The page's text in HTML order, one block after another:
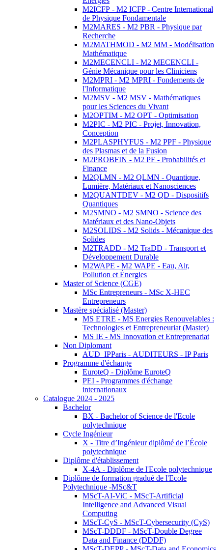
M2ICFP - M2 ICFP - Centre International
de Physique Fondamentale
M2MARES - M2 PBR - Physique par
Recherche
M2MATHMOD - M2 MM - Modélisation
Mathématique
M2MECENCLI - M2 MECENCLI -
Génie Mécanique pour les Cliniciens
M2MPRI - M2 MPRI - Fondements de
l'Informatique
M2MSV - M2 MSV - Mathématiques
pour les Sciences du Vivant
M2OPTIM - M2 OPT - Optimisation
M2PIC - M2 PIC - Projet, Innovation,
Conception
M2PLASPHYFUS - M2 PPF - Physique
des Plasmas et de la Fusion
M2PROBFIN - M2 PF - Probabilités et
Finance
M2QLMN - M2 QLMN - Quantique,
Lumière, Matériaux et Nanosciences
M2QUANTDEV - M2 QD - Dispositifs
Quantiques
M2SMNO - M2 SMNO - Science des
Matériaux et des Nano-Objets
M2SOLIDS - M2 Solids - Mécanique des
Solides
M2TRADD - M2 TraDD - Transport et
Développement Durable
M2WAPE - M2 WAPE - Eau, Air,
Pollution et Énergies
Master of Science (CGE)
MSc Entrepreneurs - MSc X-HEC
Entrepreneurs
Mastère spécialisé (Master)
MS ETRE - MS Energies Renouvelables :
Technologies et Entrepreneuriat (Master)
MS IE - MS Innovation et Entreprenariat
Non Diplomant
AUD_IPParis - AUDITEURS - IP Paris
Programme d'échange
EuroteQ - Diplôme EuroteQ
PEI - Programmes d'échange
internationaux
Catalogue 2024 - 2025
Bachelor
BX - Bachelor of Science de l'Ecole
polytechnique
Cycle Ingénieur
X - Titre d’Ingénieur diplômé de l’École
polytechnique
Diplôme d'établissement
X-4A - Diplôme de l'Ecole polytechnique
Diplôme de formation gradué de l'Ecole
Polytechnique -MSc&T
MScT-AI-ViC - MScT-Artificial
Intelligence and Advanced Visual
Computing
MScT-CyS - MScT-Cybersecurity (CyS)
MScT-DDDF - MScT-Double Degree
Data and Finance (DDDF)